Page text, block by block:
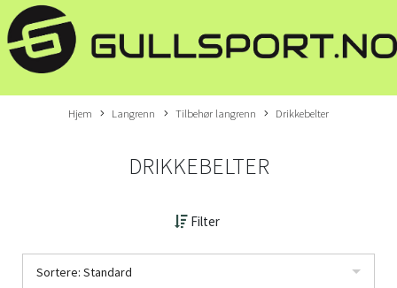
Hjem Langrenn Tilbehør langrenn Drikkebelter
DRIKKEBELTER
Filter
Sortere: Standard